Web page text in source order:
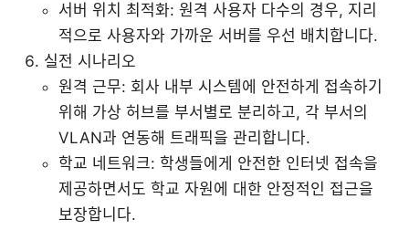
서버 위치 최적화: 원격 사용자 다수의 경우, 지리
적으로 사용자와 가까운 서버를 우선 배치합니다.
실전 시나리오
원격 근무: 회사 내부 시스템에 안전하게 접속하기
위해 가상 허브를 부서별로 분리하고, 각 부서의
VLAN과 연동해 트래픽을 관리합니다.
학교 네트워크: 학생들에게 안전한 인터넷 접속을
제공하면서도 학교 자원에 대한 안정적인 접근을
보장합니다.